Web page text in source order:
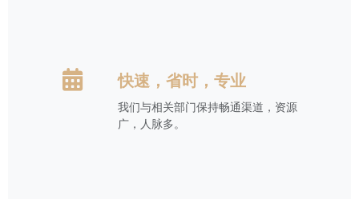
快速，省时，专业
我们与相关部门保持畅通渠道，资源
广，人脉多。